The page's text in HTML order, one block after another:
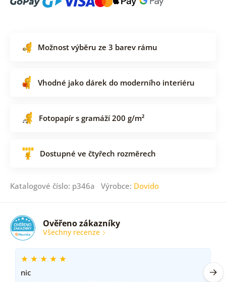
Možnost výběru ze 3 barev rámu
Vhodné jako dárek do moderního interiéru
Fotopapír s gramáží 200 g/m²
Dostupné ve čtyřech rozměrech
Katalogové číslo: p346a Výrobce: Dovido
Ověřeno zákazníky
Všechny recenze
nic